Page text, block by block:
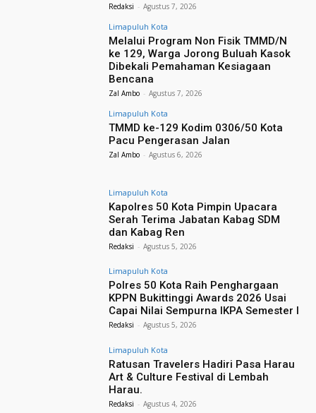
Redaksi - Agustus 7, 2026
Limapuluh Kota
Melalui Program Non Fisik TMMD/N
ke 129, Warga Jorong Buluah Kasok
Dibekali Pemahaman Kesiagaan
Bencana
Zal Ambo - Agustus 7, 2026
Limapuluh Kota
TMMD ke-129 Kodim 0306/50 Kota
Pacu Pengerasan Jalan
Zal Ambo - Agustus 6, 2026
Limapuluh Kota
Kapolres 50 Kota Pimpin Upacara
Serah Terima Jabatan Kabag SDM
dan Kabag Ren
Redaksi - Agustus 5, 2026
Limapuluh Kota
Polres 50 Kota Raih Penghargaan
KPPN Bukittinggi Awards 2026 Usai
Capai Nilai Sempurna IKPA Semester I
Redaksi - Agustus 5, 2026
Limapuluh Kota
Ratusan Travelers Hadiri Pasa Harau
Art & Culture Festival di Lembah
Harau.
Redaksi - Agustus 4, 2026